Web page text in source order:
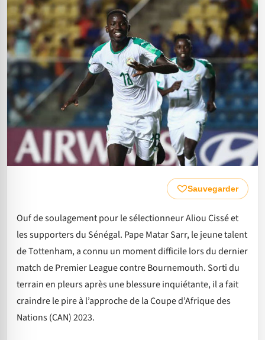
Sauvegarder
Ouf de soulagement pour le sélectionneur Aliou Cissé et
les supporters du Sénégal. Pape Matar Sarr, le jeune talent
de Tottenham, a connu un moment difficile lors du dernier
match de Premier League contre Bournemouth. Sorti du
terrain en pleurs après une blessure inquiétante, il a fait
craindre le pire à l’approche de la Coupe d’Afrique des
Nations (CAN) 2023.